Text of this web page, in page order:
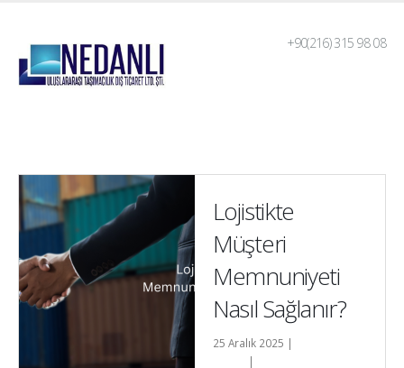
+90(216) 315 98 08
Lojistikte
Müşteri
Memnuniyeti
Nasıl Sağlanır?
25 Aralık 2025 |
|